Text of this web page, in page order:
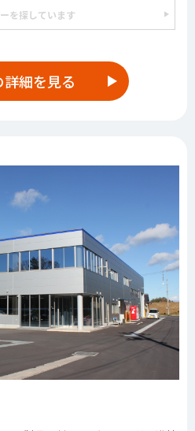
を探しています
細を見る